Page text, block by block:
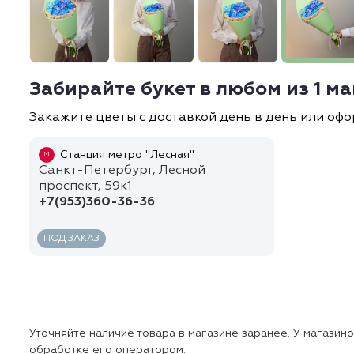
Забирайте букет в любом из 1
Закажите цветы с доставкой день в день или
М Станция метро "Лесная"
Санкт-Петербург, Лесной
проспект, 59к1
+7(953)360-36-36
ПОД ЗАКАЗ
Уточняйте наличие товара в магазине заранее. У
обработке его оператором.